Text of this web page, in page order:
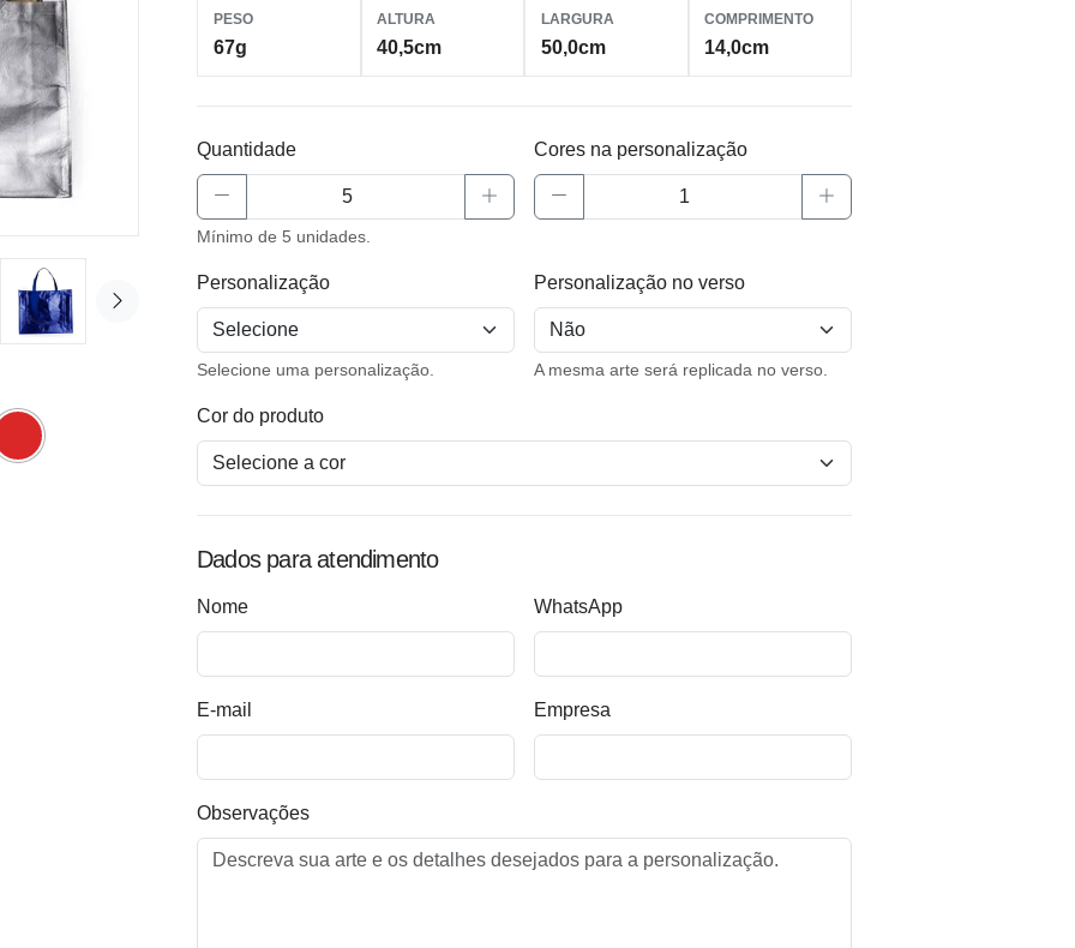
PESO
67g
ALTURA
40,5cm
LARGURA
50,0cm
COMPRIMENTO
14,0cm
Quantidade
Mínimo de 5 unidades.
Cores na personalização
Personalização
Selecione uma personalização.
Personalização no verso
A mesma arte será replicada no verso.
Cor do produto
Dados para atendimento
Nome WhatsApp
E-mail Empresa
Observações